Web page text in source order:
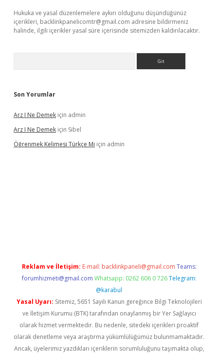
Hukuka ve yasal düzenlemelere aykırı olduğunu düşündüğünüz
içerikleri, backlinkpanelicomtr@gmail.com adresine bildirmeniz
halinde, ilgili içerikler yasal süre içerisinde sitemizden kaldırılacaktır.
Son Yorumlar
Arz I Ne Demek için admin
Arz I Ne Demek için Sibel
Öğrenmek Kelimesi Türkçe Mi için admin
Reklam ve İletişim: E-mail: backlinkpaneli@gmail.com Teams:
forumhizmeti@gmail.com Whatsapp: 0262 606 0 726 Telegram:
@karabul
Yasal Uyarı: Sitemiz, 5651 Sayılı Kanun gereğince Bilgi Teknolojileri
ve İletişim Kurumu (BTK) tarafından onaylanmış bir Yer Sağlayıcı
olarak hizmet vermektedir. Bu nedenle, sitedeki içerikleri proaktif
olarak denetleme veya araştırma yükümlülüğümüz bulunmamaktadır.
Ancak, üyelerimiz yazdıkları içeriklerin sorumluluğunu taşımakta olup,